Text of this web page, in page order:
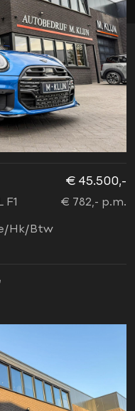
Hk/Btw
€ 45.500,-
€ 782,- p.m.